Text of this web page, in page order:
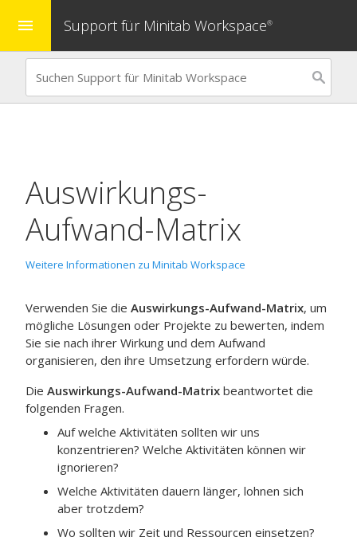
menu Support für Minitab Workspace®
Auswirkungs-
Aufwand-Matrix
Weitere Informationen zu Minitab Workspace
Verwenden Sie die Auswirkungs-Aufwand-Matrix, um
mögliche Lösungen oder Projekte zu bewerten, indem
Sie sie nach ihrer Wirkung und dem Aufwand
organisieren, den ihre Umsetzung erfordern würde.
Die Auswirkungs-Aufwand-Matrix beantwortet die
folgenden Fragen.
Auf welche Aktivitäten sollten wir uns
konzentrieren? Welche Aktivitäten können wir
ignorieren?
Welche Aktivitäten dauern länger, lohnen sich
aber trotzdem?
Wo sollten wir Zeit und Ressourcen einsetzen?